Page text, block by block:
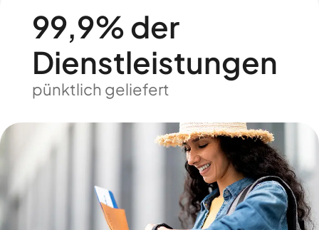
99,9% der
Dienstleistungen
pünktlich geliefert